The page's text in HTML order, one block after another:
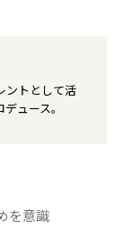
ントとして活
ュース。
を意識